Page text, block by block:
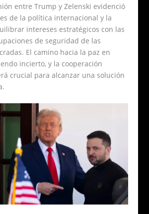
entre Trump y Zelenski evidenció
de la política internacional y la
intereses estratégicos con las
de seguridad de las
El camino hacia la paz en
incierto, y la cooperación
crucial para alcanzar una solución